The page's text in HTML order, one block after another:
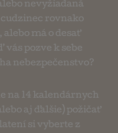
nevyžiadaná
rovnako
má o desať
vás pozve k sebe
nebezpečenstvo?
na 14 kalendárnych
aj ďalšie) požičať
si vyberte z